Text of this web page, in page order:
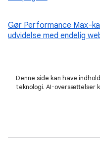
Gør Performance Max-
udvidelse med endelig
Denne side kan have
teknologi. AI-oversættelser